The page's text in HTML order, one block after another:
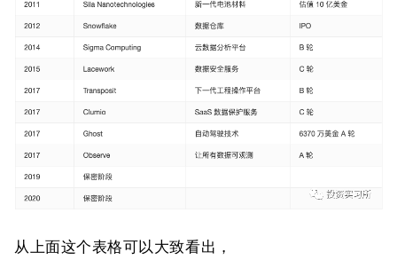
从上面这个表格可以大致看出，